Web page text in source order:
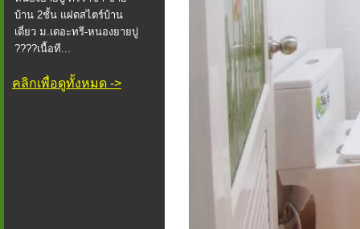
บ้าน 2ชั้น แฝดสไตร์บ้าน
เดี่ยว ม.เดอะทรี-หนองยายบู่
????เนื้อที...
คลิกเพื่อดูทั้งหมด ->